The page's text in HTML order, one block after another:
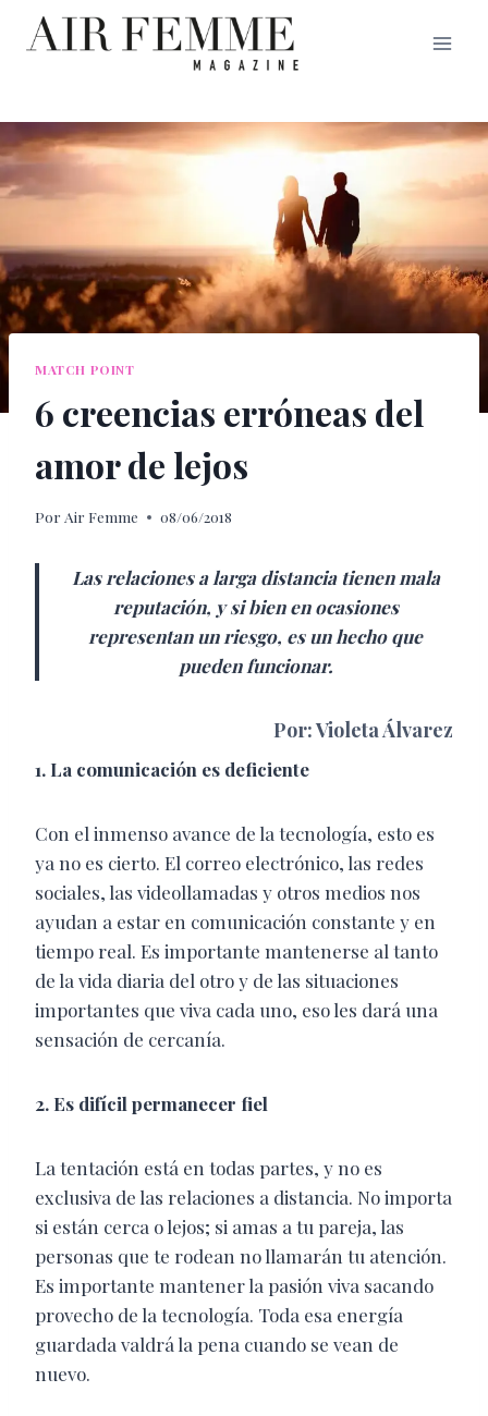
Saltar
MATCH POINT
6 creencias erróneas del
amor de lejos
Por Air Femme 08/06/2018
Las relaciones a larga distancia tienen mala
reputación, y si bien en ocasiones
representanun riesgo, es un hecho que
pueden funcionar.
Por: Violeta Álvarez
1. La comunicación es deficiente
Con el inmenso avance de la tecnología, esto es
ya no es cierto. El correo electrónico, las redes
sociales, las videollamadas y otros medios nos
ayudan a estar en comunicación constante y en
tiempo real. Es importante mantenerse al tanto
de la vida diaria del otro y de las situaciones
importantes que viva cada uno, eso les dará una
sensación de cercanía.
2. Es difícil permanecer fiel
La tentación está en todas partes, y no es
exclusiva de las relaciones a distancia. No importa
si están cerca o lejos; si amas a tu pareja, las
personas que te rodean no llamarán tu atención.
Es importante mantener la pasión viva sacando
provecho de la tecnología. Toda esa energía
guardada valdrá la pena cuando se vean de
nuevo.